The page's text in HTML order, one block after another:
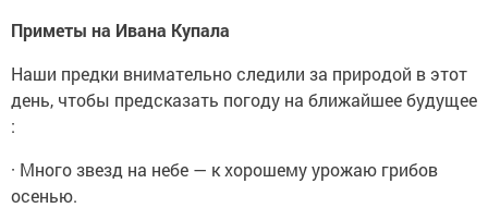
Приметы на Ивана Купала
Наши предки внимательно следили за природой в этот
день, чтобы предсказать погоду на ближайшее будущее
:
· Много звезд на небе — к хорошему урожаю грибов
осенью.